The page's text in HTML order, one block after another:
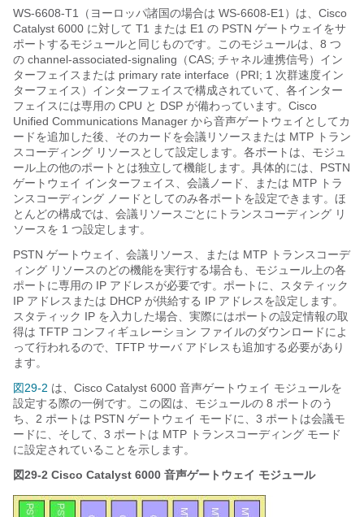
WS-6608-T1（ヨーロッパ諸国の場合は WS-6608-E1）は、Cisco
Catalyst 6000 に対して T1 または E1 の PSTN ゲートウェイをサ
ポートするモジュールと同じものです。このモジュールは、8 つ
の channel-associated-signaling（CAS; チャネル連携信号）イン
ターフェイスまたは primary rate interface（PRI; 1 次群速度イン
ターフェイス）インターフェイスで構成されていて、各インター
フェイスには専用の CPU と DSP が備わっています。Cisco
Unified Communications Manager から音声ゲートウェイとしてカ
ードを追加した後、そのカードを会議リソースまたは MTP トラン
スコーディング リソースとして設定します。各ポートは、モジュ
ール上の他のポートとは独立して機能します。具体的には、PSTN
ゲートウェイ インターフェイス、会議ノード、または MTP トラ
ンスコーディング ノードとしてのみ各ポートを設定できます。ほ
とんどの構成では、会議リソースごとにトランスコーディング リ
ソースを 1 つ設定します。
PSTN ゲートウェイ、会議リソース、または MTP トランスコーデ
ィング リソースのどの機能を実行する場合も、モジュール上の各
ポートに専用の IP アドレスが必要です。ポートに、スタティック
IP アドレスまたは DHCP が供給する IP アドレスを設定します。
スタティック IP を入力した場合、実際にはポートの設定情報の取
得は TFTP コンフィギュレーション ファイルのダウンロードによ
って行われるので、TFTP サーバ アドレスも追加する必要があり
ます。
図29-2 は、Cisco Catalyst 6000 音声ゲートウェイ モジュールを
設定する際の一例です。この図は、モジュールの 8 ポートのう
ち、2 ポートは PSTN ゲートウェイ モードに、3 ポートは会議モ
ードに、そして、3 ポートは MTP トランスコーディング モード
に設定されていることを示します。
図29-2 Cisco Catalyst 6000 音声ゲートウェイ モジュール